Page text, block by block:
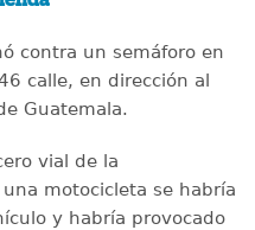
contra un semáforo en
calle, en dirección al
Guatemala.
vial de la
motocicleta se habría
y habría provocado